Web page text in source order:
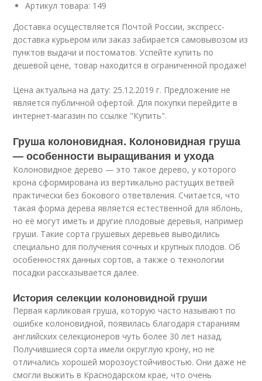
Артикул товара: 149
Доставка осуществляется Почтой России, экспресс-
доставка курьером или заказ забирается самовывозом из
пунктов выдачи и постоматов. Успейте купить по
дешевой цене, товар находится в ограниченной продаже!
Цена актуальна на дату: 25.12.2019 г. Предложение не
является публичной офертой. Для покупки перейдите в
интернет-магазин по ссылке "Купить".
Груша колоновидная. Колоновидная груша
— особенности выращивания и ухода
Колоновидное дерево — это такое дерево, у которого
крона сформирована из вертикально растущих ветвей
практически без бокового ответвления. Считается, что
такая форма дерева является естественной для яблонь,
но её могут иметь и другие плодовые деревья, например
груши. Такие сорта грушевых деревьев выводились
специально для получения сочных и крупных плодов. Об
особенностях данных сортов, а также о технологии
посадки рассказывается далее.
История селекции колоновидной груши
Первая карликовая груша, которую часто называют по
ошибке колоновидной, появилась благодаря стараниям
английских селекционеров чуть более 30 лет назад.
Получившиеся сорта имели округлую крону, но не
отличались хорошей морозоустойчивостью. Они даже не
смогли выжить в Краснодарском крае, что очень